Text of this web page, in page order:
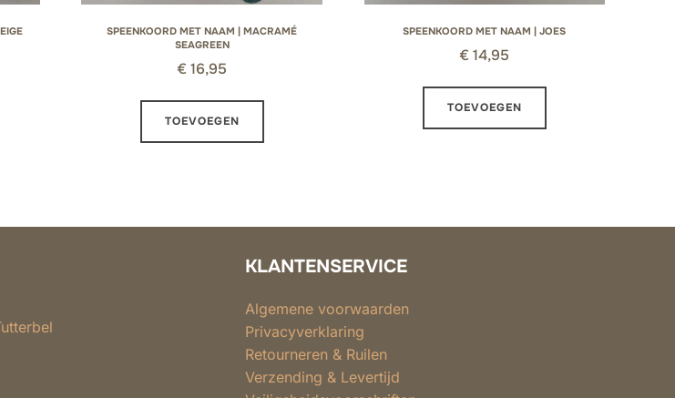
SPEENKOORD MET NAAM | MACRAMÉ
SEAGREEN
€ 16,95
TOEVOEGEN
SPEENKOORD MET NAAM | JOES
€ 14,95
TOEVOEGEN
KLANTENSERVICE
Algemene voorwaarden
Privacyverklaring
Retourneren & Ruilen
Verzending & Levertijd